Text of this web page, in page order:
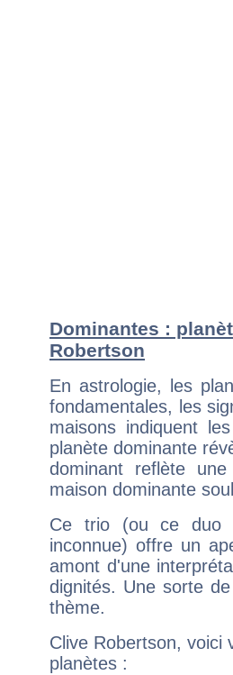
Dominantes :
Robertson
En astrologie, les
fondamentales, les
maisons indiquent
planète dominante
dominant reflète
maison dominante
Ce trio (ou ce duo
inconnue) offre un
amont d'une
dignités. Une sorte
thème.
Clive Robertson, voici
planètes :